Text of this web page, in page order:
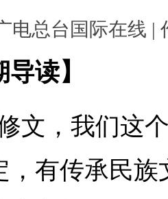
电总台国际在线 |
导读】
文，我们这
，有传承民